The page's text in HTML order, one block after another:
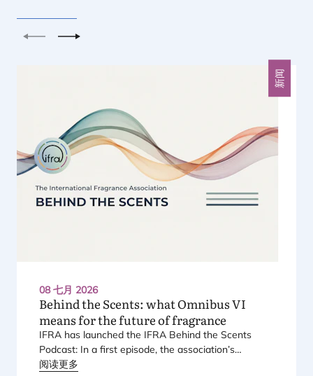
上一个 下一个
08 七月 2026
新闻
Behind the Scents: what OmnibusVI
means for the future of fragrance
IFRA has launched the IFRA Behind the Scents
Podcast: In a first episode, the association’s
Regional Director for Europe explains Europe’s
阅读更多